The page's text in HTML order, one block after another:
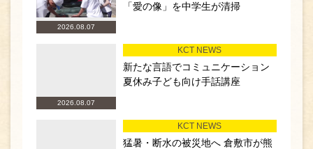
2026.08.07
「愛の像」を中学生が清掃
2026.08.07
KCT NEWS
新たな言語でコミュニケーション
夏休み子ども向け手話講座
KCT NEWS
猛暑・断水の被災地へ 倉敷市が熊